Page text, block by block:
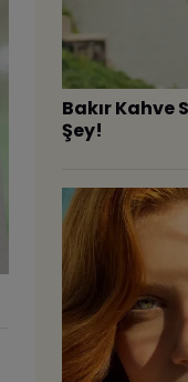
Bakır Kahve
Şey!